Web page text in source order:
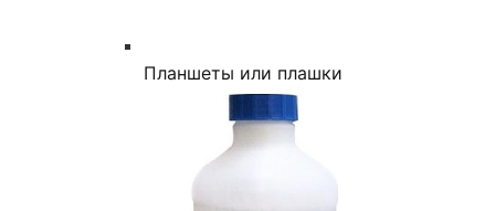
Планшеты или плашки